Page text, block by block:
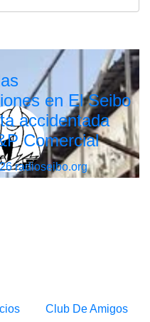
en El Seibo
accidentada
Comercial
radioseibo.org
Club De Amigos